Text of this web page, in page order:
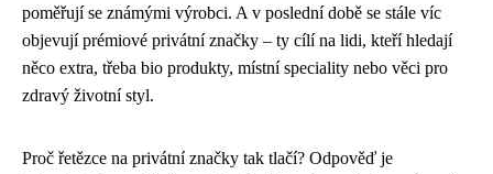
poměřují se známými výrobci. A v poslední době se stále víc
objevují prémiové privátní značky – ty cílí na lidi, kteří hledají
něco extra, třeba bio produkty, místní speciality nebo věci pro
zdravý životní styl.
Proč řetězce na privátní značky tak tlačí? Odpověď je